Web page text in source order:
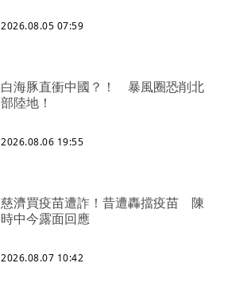
2026.08.05 07:59
白海豚直衝中國？！ 暴風圈恐削北
部陸地！
2026.08.06 19:55
慈濟買疫苗遭詐！昔遭轟擋疫苗 陳
時中今露面回應
2026.08.07 10:42